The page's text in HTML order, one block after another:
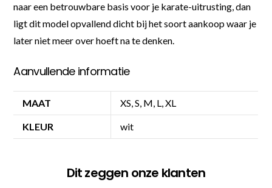
naar een betrouwbare basis voor je karate-uitrusting, dan
ligt dit model opvallend dicht bij het soort aankoop waar je
later niet meer over hoeft na te denken.
Aanvullende informatie
MAAT XS, S, M, L, XL
KLEUR wit
Dit zeggen onze klanten